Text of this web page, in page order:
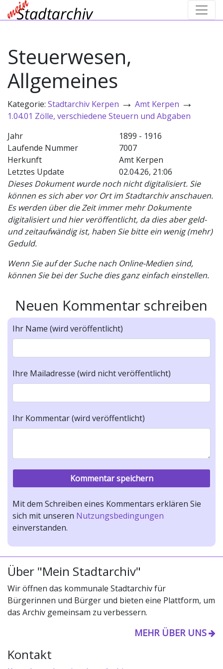
Steuerwesen,
Allgemeines
Kategorie: Stadtarchiv Kerpen → Amt Kerpen →
1.04.01 Zölle, verschiedene Steuern und Abgaben
Jahr
1899 - 1916
Laufende Nummer
7007
Herkunft
Amt Kerpen
Letztes Update
02.04.26, 21:06
Dieses Dokument wurde noch nicht digitalisiert. Sie
können es sich aber vor Ort im Stadtarchiv anschauen.
Es werden über die Zeit immer mehr Dokumente
digitalisiert und hier veröffentlicht, da dies aber geld-
und zeitaufwändig ist, haben Sie bitte ein wenig (mehr)
Geduld.
Wenn Sie auf der Suche nach Online-Medien sind,
können Sie bei der Suche dies ganz einfach einstellen.
Neuen Kommentar schreiben
Ihr Name (wird veröffentlicht)
Ihre Mailadresse (wird nicht veröffentlicht)
Ihr Kommentar (wird veröffentlicht)
Mit dem Schreiben eines Kommentars erklären Sie
sich mit unseren Nutzungsbedingungen
einverstanden.
Über "Mein Stadtarchiv"
Wir öffnen das kommunale Stadtarchiv für
Bürgerinnen und Bürger und bieten eine Plattform, um
das Archiv gemeinsam zu verbessern.
MEHR ÜBER UNS
Kontakt